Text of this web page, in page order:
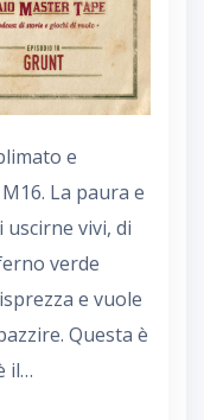
e
La paura e
uscirne vivi, di
verde
e vuole
Questa è
il…